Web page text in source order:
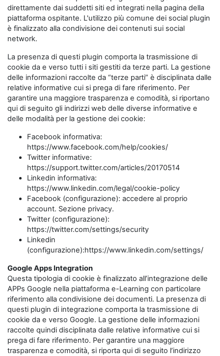
direttamente dai suddetti siti ed integrati nella pagina della
piattaforma ospitante. L'utilizzo più comune dei social plugin
è finalizzato alla condivisione dei contenuti sui social
network.
La presenza di questi plugin comporta la trasmissione di
cookie da e verso tutti i siti gestiti da terze parti. La gestione
delle informazioni raccolte da “terze parti” è disciplinata dalle
relative informative cui si prega di fare riferimento. Per
garantire una maggiore trasparenza e comodità, si riportano
qui di seguito gli indirizzi web delle diverse informative e
delle modalità per la gestione dei cookie:
Facebook informativa:
https://www.facebook.com/help/cookies/
Twitter informative:
https://support.twitter.com/articles/20170514
Linkedin informativa:
https://www.linkedin.com/legal/cookie-policy
Facebook (configurazione): accedere al proprio
account. Sezione privacy.
Twitter (configurazione):
https://twitter.com/settings/security
Linkedin
(configurazione):https://www.linkedin.com/settings/
Google Apps Integration
Questa tipologia di cookie è finalizzato all’integrazione delle
APPs Google nella piattaforma e-Learning con particolare
riferimento alla condivisione dei documenti. La presenza di
questi plugin di integrazione comporta la trasmissione di
cookie da e verso Google. La gestione delle informazioni
raccolte quindi disciplinata dalle relative informative cui si
prega di fare riferimento. Per garantire una maggiore
trasparenza e comodità, si riporta qui di seguito l’indirizzo